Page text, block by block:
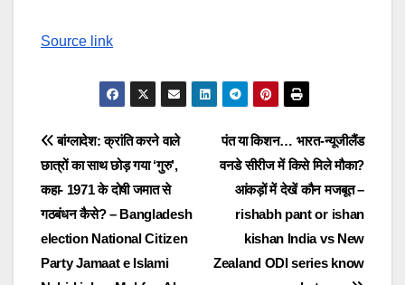
Source link
Post
navigation
पंत या किशन… भारत-न्यूजीलैंड
वनडे सीरीज में किसे मिले मौका?
आंकड़ों में देखें कौन मजबूत –
rishabh pant or ishan
kishan India vs New
Zealand ODI series know
बांग्लादेश: क्रांति करने वाले
छात्रों का साथ छोड़ गया ‘गुरु’,
कहा- 1971 के दोषी जमात से
गठबंधन कैसे? – Bangladesh
election National Citizen
Party Jamaat e Islami